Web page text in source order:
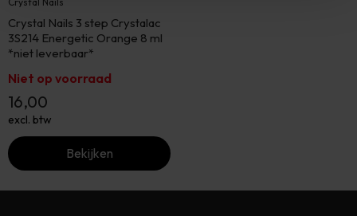
Crystal Nails 3 step Crystalac
3S214 Energetic Orange 8 ml
*niet leverbaar*
Niet op voorraad
16,00
excl. btw
Bekijken